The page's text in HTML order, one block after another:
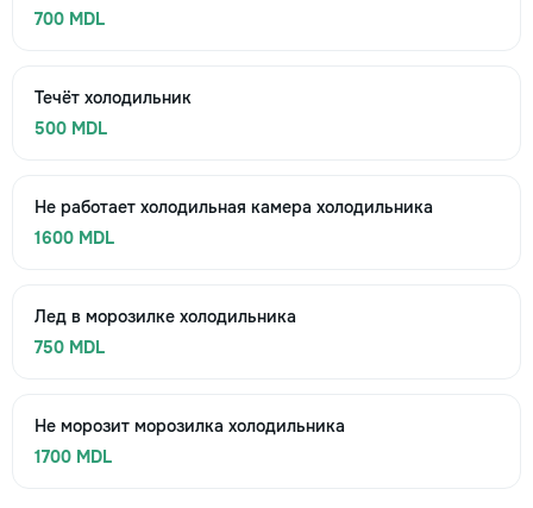
700 MDL
Течёт холодильник
500 MDL
Не работает холодильная камера холодильника
1600 MDL
Лед в морозилке холодильника
750 MDL
Не морозит морозилка холодильника
1700 MDL